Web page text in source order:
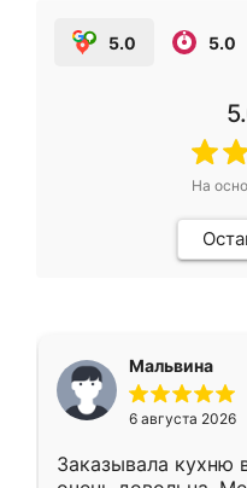
5.0 5.0
На
Мальвина
6 августа 2026
Заказывала кухню